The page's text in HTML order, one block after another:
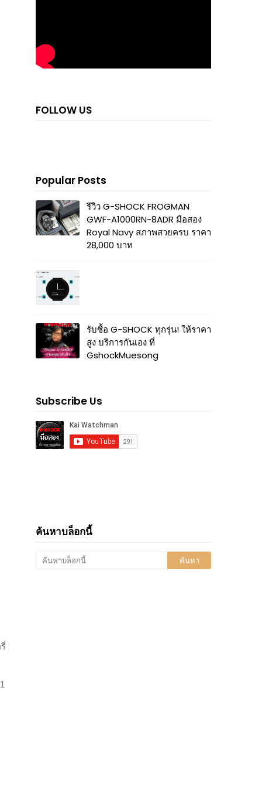
FOLLOW US
Popular Posts
รีวิว G-SHOCK FROGMAN
GWF-A1000RN-8ADR มือสอง
Royal Navy สภาพสวยครบ ราคา
28,000 บาท
รับซื้อ G-SHOCK ทุกรุ่น! ให้ราคา
สูง บริการกันเอง ที่
GshockMuesong
Subscribe Us
ค้นหาบล็อกนี้